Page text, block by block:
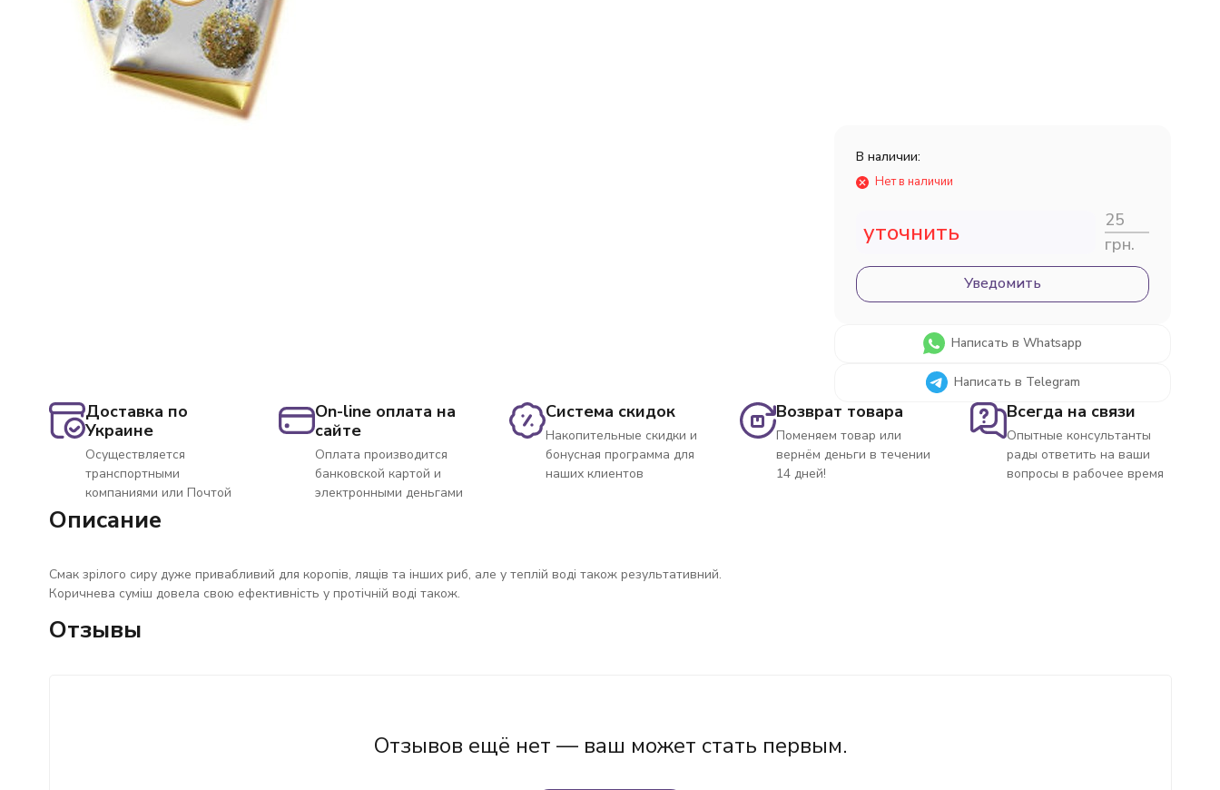
В наличии:
Нет в наличии
уточнить
25
грн.
Уведомить
Написать в Whatsapp
Написать в Telegram
Доставка по
Украине
Осуществляется
транспортными
компаниями или Почтой
On-line оплата на
сайте
Оплата производится
банковской картой и
электронными деньгами
Система скидок
Накопительные скидки и
бонусная программа для
наших клиентов
Возврат товара
Поменяем товар или
вернём деньги в течении
14 дней!
Всегда на связи
Опытные консультанты
рады ответить на ваши
вопросы в рабочее время
Описание
Смак зрілого сиру дуже привабливий для коропів, лящів та інших риб, але у теплій воді також результативний.
Коричнева суміш довела свою ефективність у протічній воді також.
Отзывы
Отзывов ещё нет — ваш может стать первым.